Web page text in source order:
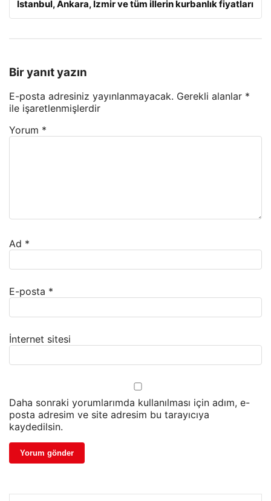
İstanbul, Ankara, İzmir ve tüm illerin kurbanlık fiyatları
Bir yanıt yazın
E-posta adresiniz yayınlanmayacak. Gerekli alanlar *
ile işaretlenmişlerdir
Yorum *
Ad *
E-posta *
İnternet sitesi
Daha sonraki yorumlarımda kullanılması için adım, e-
posta adresim ve site adresim bu tarayıcıya
kaydedilsin.